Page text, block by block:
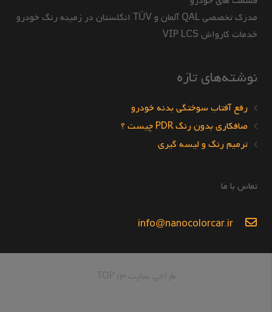
مدرک تخصصی QAL آلمان و TÜV انگلستان در زمینه رنگ خودرو
خدمات کارواش VIP LCS
نوشته‌های تازه
رفع آفتاب سوختگی بدنه خودرو
صافکاری بدون رنگ PDR چیست ؟
ترمیم رنگ و لیسه گیری
تماس با ما
info@nanocolorcar.ir
طراحی سایت TOP13